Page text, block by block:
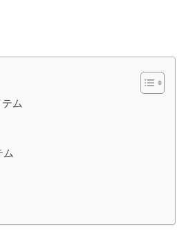
ム